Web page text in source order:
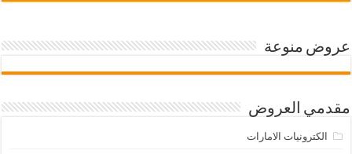
عروض منوعة
مقدمي العروض
الكترونيات الامارات